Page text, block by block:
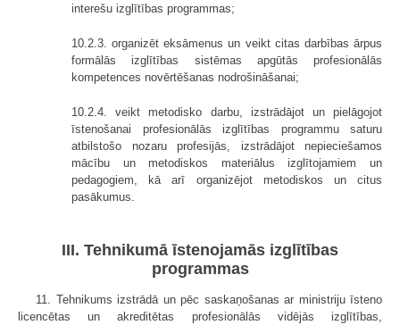
interešu izglītības programmas;
10.2.3. organizēt eksāmenus un veikt citas darbības ārpus
formālās izglītības sistēmas apgūtās profesionālās
kompetences novērtēšanas nodrošināšanai;
10.2.4. veikt metodisko darbu, izstrādājot un pielāgojot
īstenošanai profesionālās izglītības programmu saturu
atbilstošo nozaru profesijās, izstrādājot nepieciešamos
mācību un metodiskos materiālus izglītojamiem un
pedagogiem, kā arī organizējot metodiskos un citus
pasākumus.
III. Tehnikumā īstenojamās izglītības
programmas
11. Tehnikums izstrādā un pēc saskaņošanas ar ministriju īsteno
licencētas un akreditētas profesionālās vidējās izglītības,